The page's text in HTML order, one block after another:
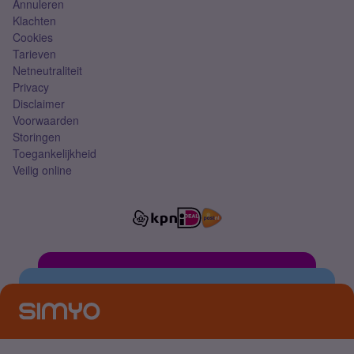
Annuleren
Klachten
Cookies
Tarieven
Netneutraliteit
Privacy
Disclaimer
Voorwaarden
Storingen
Toegankelijkheid
Veilig online